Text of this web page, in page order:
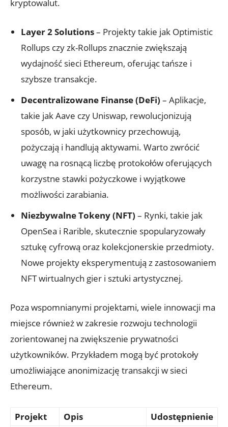
kryptowalut.
Layer 2 Solutions– Projekty takie jak Optimistic
⁢Rollups⁢ czy⁢ zk-Rollups znacznie zwiększają
wydajność‍ sieci Ethereum, oferując tańsze i
szybsze transakcje.
Decentralizowane Finanse (DeFi) – Aplikacje,
takie jak ​Aave czy Uniswap, rewolucjonizują
sposób, w jaki użytkownicy przechowują,
pożyczają i handlują aktywami. Warto zwrócić
uwagę⁣ na ⁣rosnącą‌ liczbę protokołów oferujących
korzystne​ stawki pożyczkowe i wyjątkowe
możliwości zarabiania.
Niezbywalne Tokeny (NFT) – Rynki,‌ takie jak
OpenSea i Rarible, skutecznie spopularyzowały
‌sztukę cyfrową oraz kolekcjonerskie ⁤przedmioty.
Nowe projekty eksperymentują z zastosowaniem
NFT wirtualnych‌ gier ‌i sztuki artystycznej.
Poza wspomnianymi projektami, wiele innowacji ma
miejsce również w zakresie rozwoju ⁤technologii ​
zorientowanej na⁤ zwiększenie prywatności
użytkowników. Przykładem mogą być protokoły
umożliwiające anonimizację transakcji w sieci
Ethereum.
Projekt Opis Udostępnienie